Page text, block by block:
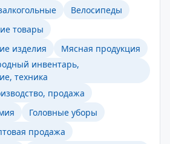
Велосипеды
товары
изделия
Мясная продукция
инвентарь,
техника
продажа
Головные уборы
продажа